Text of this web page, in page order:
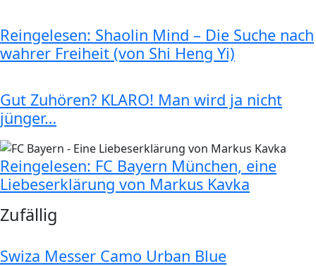
Reingelesen: Shaolin Mind – Die Suche nach
wahrer Freiheit (von Shi Heng Yi)
Gut Zuhören? KLARO! Man wird ja nicht
jünger…
Reingelesen: FC Bayern München, eine
Liebeserklärung von Markus Kavka
Zufällig
Swiza Messer Camo Urban Blue